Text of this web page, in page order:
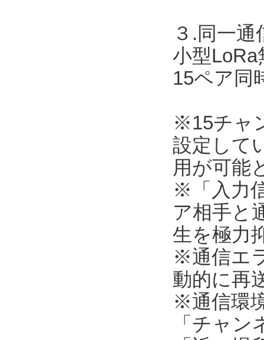
３.同一
小型
15ペア同
※15チャ
設定して
用が可能
※「入力
ア相手と
生を極力
※通信エ
動的に再
※通信環
「チャ